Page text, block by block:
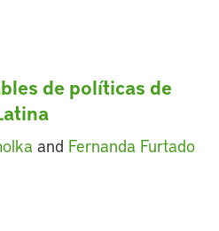
de políticas de
and Fernanda Furtado